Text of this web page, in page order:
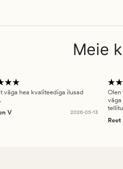
Meie
väga hea kvaliteediga ilusad
V
2026-05-13
Olen
väga
Reet